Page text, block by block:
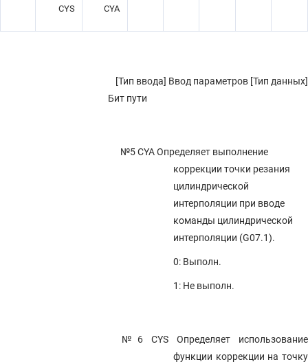
CYS CYA
[Тип ввода] Ввод параметров [Тип данных]
Бит пути
№5 CYAОпределяет выполнение
коррекции точки резания
цилиндрической
интерполяции при вводе
команды цилиндрической
интерполяции (G07.1).
0: Выполн.
1: Не выполн.
№6 CYSОпределяет использование
функции коррекции на точку